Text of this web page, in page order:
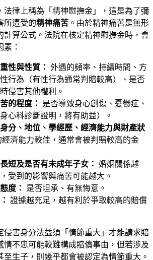
法律上稱為「精神慰撫金」，這是為了彌
所遭受的精神痛苦 。由於精神痛苦是無形
計算公式。法院在核定精神慰撫金時，會
：
性與性質： 外遇的頻率、持續時間、方
行為（有性行為通常判賠較高）、是否
侵害其他權利。
的程度：
是否導致身心創傷、憂鬱症、
心科診斷證明，將有助益）。
分、地位、學經歷、經濟能力與財產狀
經濟能力較佳，通常會被判賠較高的金
短及是否有未成年子女： 婚姻關係越
受到的影響與痛苦可能越大。
度：
是否坦承、有無悔意。
證據越充足，越有利於爭取較高的賠償
侵害身分法益須「情節重大」才能請求賠
情不忠可能較難構成賠償事由，但若涉及
至生子，則幾乎都會被認定為情節重大。